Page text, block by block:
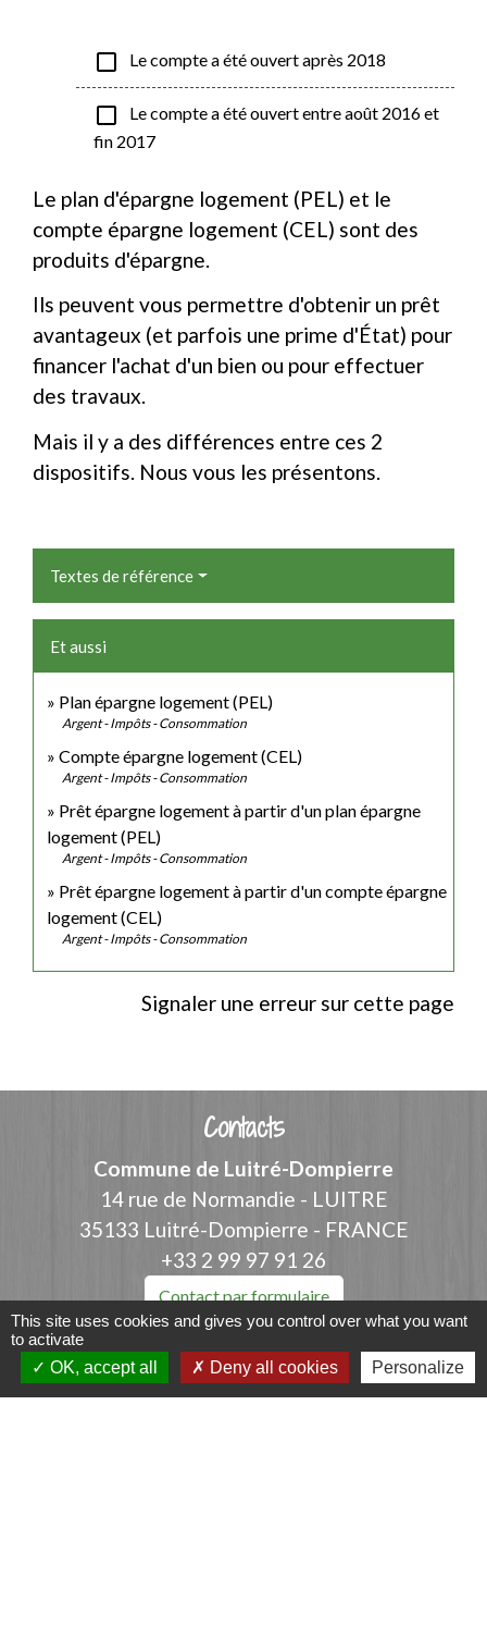
check_box_outline_blank Le compte a été ouvert après 2018
check_box_outline_blank
Le compte a été ouvert entre août 2016 et
fin 2017
Le plan d'épargne logement (PEL) et le
compte épargne logement (CEL) sont des
produits d'épargne.
Ils peuvent vous permettre d'obtenir un prêt
avantageux (et parfois une prime d'État) pour
financer l'achat d'un bien ou pour effectuer
des travaux.
Mais il y a des différences entre ces 2
dispositifs. Nous vous les présentons.
Textes de référence
Et aussi
Plan épargne logement (PEL)
Argent - Impôts - Consommation
Compte épargne logement (CEL)
Argent - Impôts - Consommation
Prêt épargne logement à partir d'un plan épargne
logement (PEL)
Argent - Impôts - Consommation
Prêt épargne logement à partir d'un compte épargne
logement (CEL)
Argent - Impôts - Consommation
Signaler une erreur sur cette page
Contacts
Commune de Luitré-Dompierre
14 rue de Normandie - LUITRE
35133 Luitré-Dompierre - FRANCE
+33 2 99 97 91 26
Contact par formulaire
This site uses cookies and gives you control over what you want
to activate
OK, accept all
Deny all cookies Personalize